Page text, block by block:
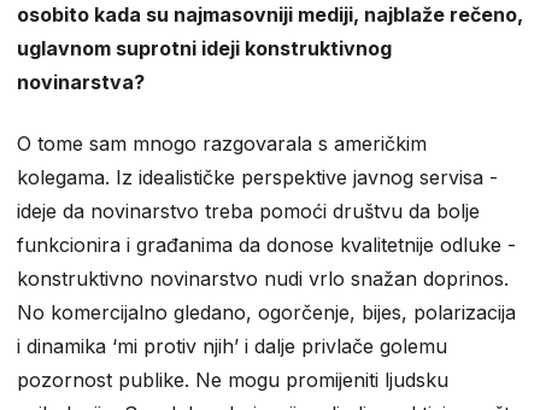
osobito kada su najmasovniji mediji, najblaže rečeno,
uglavnom suprotni ideji konstruktivnog
novinarstva?
O tome sam mnogo razgovarala s američkim
kolegama. Iz idealističke perspektive javnog servisa -
ideje da novinarstvo treba pomoći društvu da bolje
funkcionira i građanima da donose kvalitetnije odluke -
konstruktivno novinarstvo nudi vrlo snažan doprinos.
No komercijalno gledano, ogorčenje, bijes, polarizacija
i dinamika ‘mi protiv njih’ i dalje privlače golemu
pozornost publike. Ne mogu promijeniti ljudsku